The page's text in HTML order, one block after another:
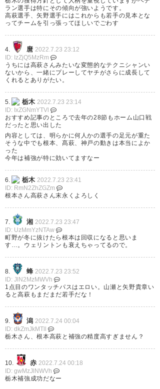
2022, 7月 23
栃木SCプレーオフ来てもおかし
くないな #栃木SC #Jリーグ
— いちくん (ichi_j_soccer16)
2022, 7月 23
今ようやくDAZN観れて、リバ
イバルユニのカッコ良さがエグ
すぎる🥺 1点目の時崎監督の喜
び方がかわい！ 栃木SC通算500
ゴール目👏 とにかく、あぁーし
あわせ
— あやか (tsc_ay)
栃木SC勝っててハッピー。宇都
宮のいいとこはプロスポーツ盛
んで楽しいところ、ダメなとこ
は車移動がメインだから酒飲ん
でスポーツ観戦できないとこ。
ラン選手は特にその傾向が強いようです。
高萩選手、矢野選手にはこれからも若手の見本とな
ってチームを引っ張ってほしいでごわす
4. 麿 2022.7.23 23:12
ID: IzZjQ5MzRm
うちには高萩さんみたいな変態的なテクニシャンい
ないから、一緒にプレーしてヤチがさらに成長して
くれるとありがたい。
5. 栃木 2022.7.23 23:14
ID: IxZGNmYTVl
おすすめ記事のところで去年の28節もホーム山口戦
だったと思い出した
内容としては、明らかに何人かの選手の足元が重た
そうな中でも根本、髙萩、神戸の動きは本当によか
った
今年は補強が特に効いてますなー
6. 栃木 2022.7.23 23:41
ID: RmN2ZhZGZm
根本さん高萩さん末永くよろしく
7. 湘 2022.7.23 23:47
ID: UzMmYzNTAw
町野が冬に抜けたら根本は回収になると思いま
す…。ウェリントンも衰えちゃってるので。
8. 蜂 2022.7.23 23:52
ID: JlN2MzMWVh
1点目のワンタッチパスはエロい。山瀬と矢野貴章い
ると高萩もまだまだ若手だな！
9. 潟 2022.7.24 00:04
ID: dkZmJkMTll
栃木さん、根本高萩と補強の精度高すぎません？
10. 赤 2022.7.24 00:18
ID: gwMzJlNWVh
栃木補強成功だなー